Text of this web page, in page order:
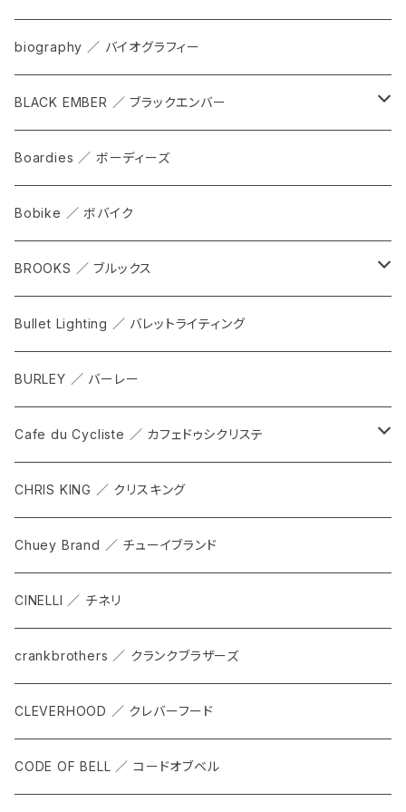
bag
cap
grove
biography ／ バイオグラフィー
BLACK EMBER ／ ブラックエンバー
ALL
FORGE
WPT TOTE
CITADEL
WPRT
DEX
GRIP SLING
SHADOW
KOMPAK
TKS
SACOCHE
ACCESSORY
Boardies ／ ボーディーズ
Bobike ／ ボバイク
BROOKS ／ ブルックス
ALL
サドル
カンビウム
メンテナンス
Bullet Lighting ／ バレットライティング
BURLEY ／ バーレー
Cafe du Cycliste ／ カフェドゥシクリステ
ALL
TOPS
BOTTOMS
ACCESORRIES
RIDE ACCESORRIES
CHRIS KING ／ クリスキング
Chuey Brand ／ チューイブランド
CINELLI ／ チネリ
crankbrothers ／ クランクブラザーズ
CLEVERHOOD ／ クレバーフード
CODE OF BELL ／ コードオブベル